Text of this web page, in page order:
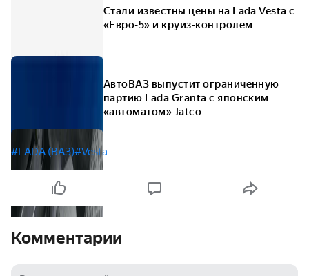
Стали известны цены на Lada Vesta с
«Евро-5» и круиз-контролем
АвтоВАЗ выпустит ограниченную
партию Lada Granta с японским
«автоматом» Jatco
#LADA (ВАЗ)#Vesta
Комментарии